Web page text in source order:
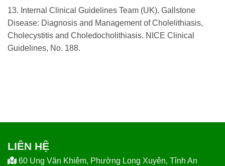
13. Internal Clinical Guidelines Team (UK). Gallstone
Disease: Diagnosis and Management of Cholelithiasis,
Cholecystitis and Choledocholithiasis. NICE Clinical
Guidelines, No. 188.
LIÊN HỆ
60 Ung Văn Khiêm, Phường Long Xuyên, Tỉnh An